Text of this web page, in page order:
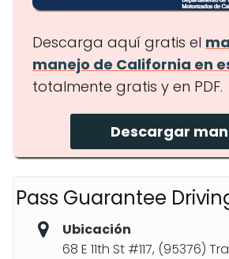
Descarga aquí gratis el
manejo de California en
totalmente gratis y en PDF.
Descargar
Pass Guarantee
Ubicación
68 E 11th St #117, (95376)